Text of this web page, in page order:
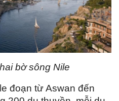
bờ sông Nile
đoạn từ Aswan đến